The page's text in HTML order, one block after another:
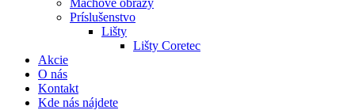
Príslušenstvo
Lišty
Lišty Coretec
Akcie
O nás
Kontakt
Kde nás nájdete